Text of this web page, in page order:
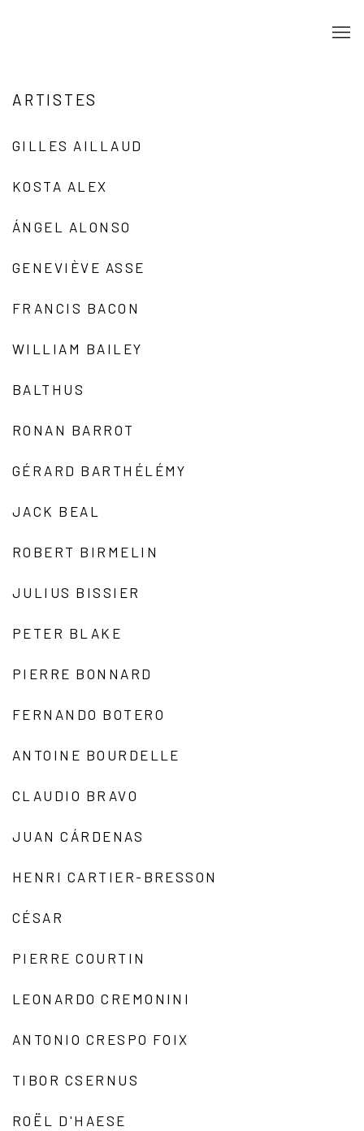
ARTISTES
GILLES AILLAUD
KOSTA ALEX
ÁNGEL ALONSO
GENEVIÈVE ASSE
FRANCIS BACON
WILLIAM BAILEY
BALTHUS
RONAN BARROT
GÉRARD BARTHÉLÉMY
JACK BEAL
ROBERT BIRMELIN
JULIUS BISSIER
PETER BLAKE
PIERRE BONNARD
FERNANDO BOTERO
ANTOINE BOURDELLE
CLAUDIO BRAVO
JUAN CÁRDENAS
HENRI CARTIER-BRESSON
CÉSAR
PIERRE COURTIN
LEONARDO CREMONINI
ANTONIO CRESPO FOIX
TIBOR CSERNUS
ROËL D'HAESE